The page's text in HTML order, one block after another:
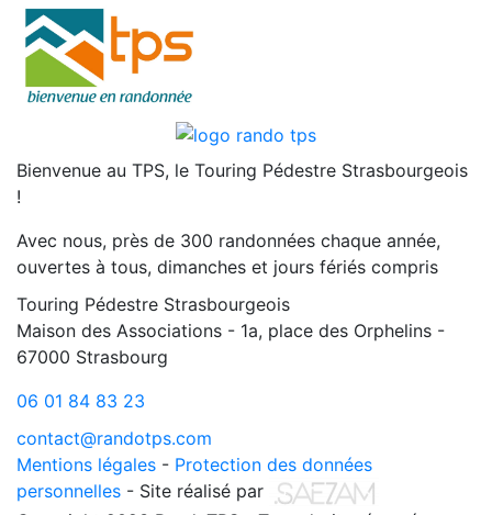
Bienvenue au TPS, le Touring Pédestre Strasbourgeois
!
Avec nous, près de 300 randonnées chaque année,
ouvertes à tous, dimanches et jours fériés compris
Touring Pédestre Strasbourgeois
Maison des Associations - 1a, place des Orphelins -
67000 Strasbourg
06 01 84 83 23
contact@randotps.com
Mentions légales - Protection des données
personnelles - Site réalisé par